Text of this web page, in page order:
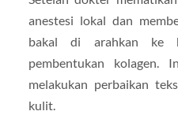
anestesi lokal dan
bakal di arahkan ke
pembentukan kolagen.
melakukan perbaikan
kulit.